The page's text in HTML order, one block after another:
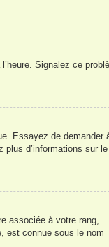
Signalez ce
Essayez de demander
plus d’informations sur
associée à votre rang,
est connue sous le nom